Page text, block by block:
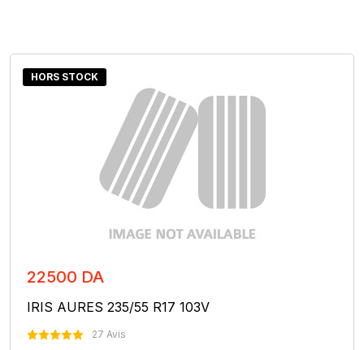
HORS STOCK
22500 DA
IRIS AURES 235/55 R17 103V
27 Avis